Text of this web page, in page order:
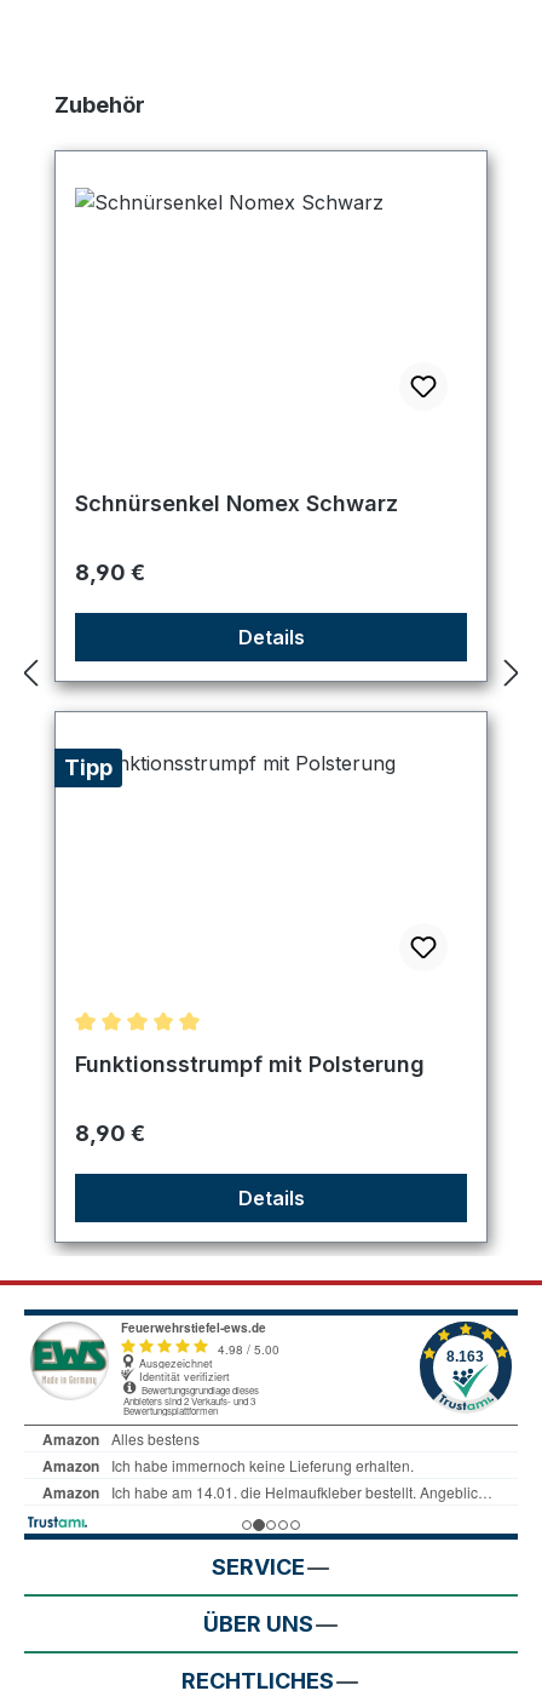
Produktgalerie überspringen
Zubehör
Schnürsenkel Nomex Schwarz
Regulärer Preis:
8,90 €
Details
Tipp
Durchschnittliche Bewertung von 5 von 5 Sternen
Funktionsstrumpf mit Polsterung
Regulärer Preis:
8,90 €
Details
SERVICE
ÜBER UNS
RECHTLICHES